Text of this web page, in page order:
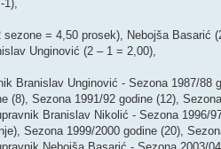
1),
= 4,50 prosek), Nebojša
Unginović (2 – 1 = 2,00),
Branislav Unginović - Sezona 1987/88
(8), Sezona 1991/92 godine (12),
Branislav Nikolić - Sezona 1996/
Sezona 1999/2000 godine (20),